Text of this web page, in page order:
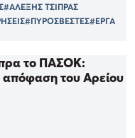
#ΑΛΕΞΗΣ ΤΣΙΠΡΑΣ
#ΠΥΡΟΣΒΕΣΤΕΣ#ΕΡΓΑ
το ΠΑΣΟΚ:
απόφαση του Αρείου